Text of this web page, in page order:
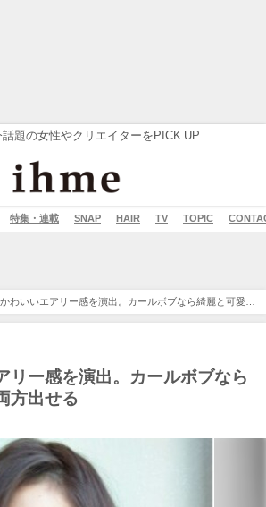
題の女性やクリエイターをPICK UP
特集・連載 SNAP HAIR TV TOPIC
わいいエアリー感を演出。カールボブなら綺麗と可愛い
リー感を演出。カールボブなら
方出せる